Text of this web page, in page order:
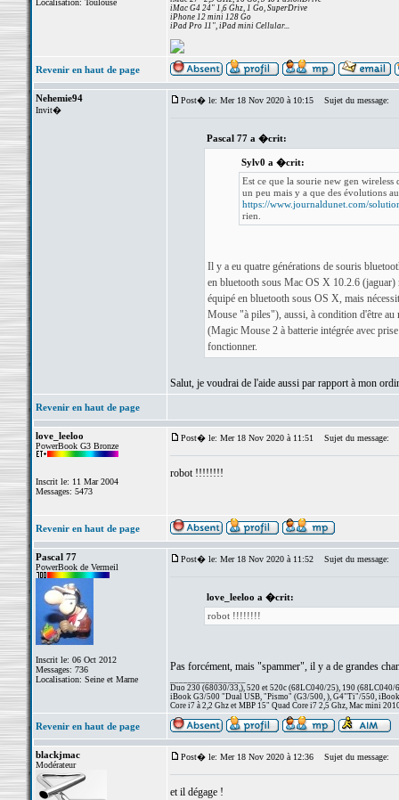
Localisation: Toulouse
iMac G4 24" 1,6 Ghz, 1 Go, SuperDrive
iPhone 12 mini 128 Go
iPad Pro 11", iPad mini Cellular...
Revenir en haut de page
Nehemie94
Invit�
Post� le: Mer 18 Nov 2020 à 10:15 Sujet du message:
Pascal 77 a �crit:
Sylv0 a �crit:
Est ce que la sourie new gen wireless
un peu mais y a que des évolutions
https://www.journaldunet.com/
rien.
Il y a eu quatre générations de souris
en bluetooth sous Mac OS X 10.2.6
équipé en bluetooth sous OS X, mais
Mouse "à piles"), aussi, à condition d'être
(Magic Mouse 2 à batterie intégrée avec
fonctionner.
Salut, je voudrai de l'aide aussi par rapport à mon
Revenir en haut de page
love_leeloo
PowerBook G3 Bronze
Inscrit le: 11 Mar 2004
Messages: 5473
Post� le: Mer 18 Nov 2020 à 11:51 Sujet du message:
robot !!!!!!!!
Revenir en haut de page
Pascal 77
PowerBook de Vermeil
Inscrit le: 06 Oct 2012
Messages: 736
Localisation: Seine et Marne
Post� le: Mer 18 Nov 2020 à 11:52 Sujet du message:
love_leeloo a �crit:
robot !!!!!!!!
Pas forcément, mais "spammer", il y a de grandes
Duo 230 (68030/33,), 520 et 520c (68LC040/25), 190 (68LC040/
iBook G3/500 "Dual USB, "Pismo" (G3/500, ), G4"Ti"/550,
Core i7 à 2,2 Ghz et MBP 15" Quad Core i7 2,5 Ghz, Mac mini
Revenir en haut de page
blackjmac
Modérateur
Post� le: Mer 18 Nov 2020 à 12:36 Sujet du message:
et il dégage !